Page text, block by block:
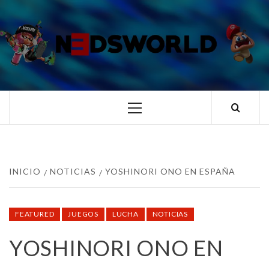
al
contenido
TUS ESPECIALISTAS EN NINTENDO
Menú
INICIO NOTICIAS YOSHINORI ONO EN ESPAÑA
FEATURED JUEGOS LUCHA NOTICIAS
YOSHINORI ONO EN